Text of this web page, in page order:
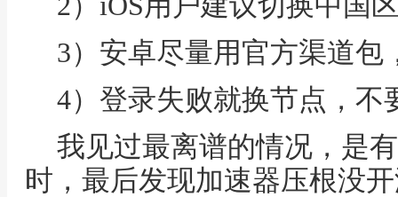
3）安卓尽量用官方渠道包
4）登录失败就换节点，不
我见过最离谱的情况，是
时，最后发现加速器压根没